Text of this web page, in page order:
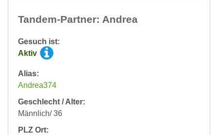
Tandem-Partner: Andrea
Gesuch ist:
Aktiv
Alias:
Andrea374
Geschlecht / Alter:
Männlich/ 36
PLZ Ort: